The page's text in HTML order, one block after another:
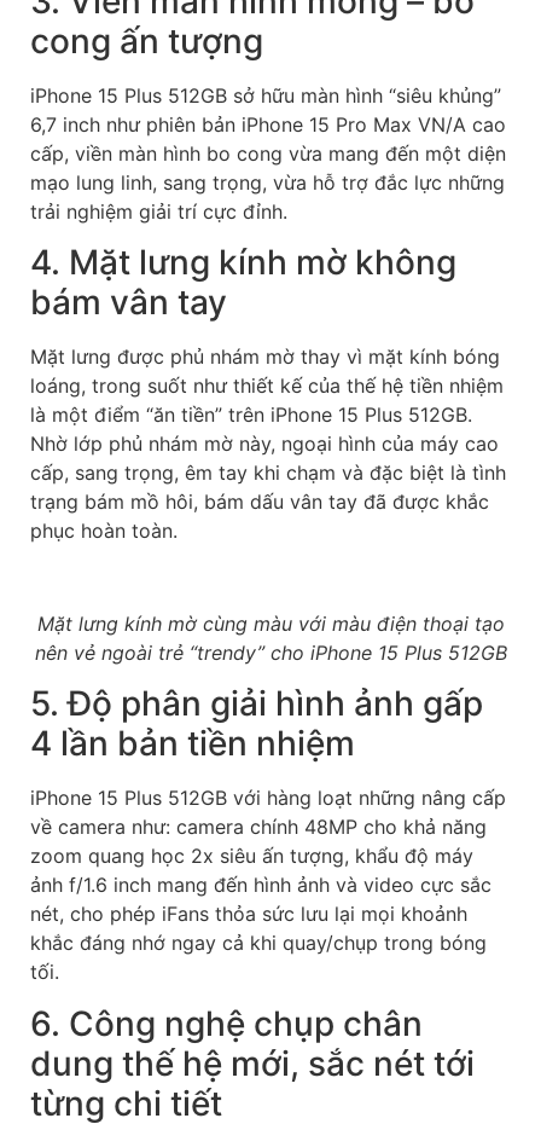
cong ấn tượng
iPhone 15 Plus 512GB sở hữu màn hình “siêu khủng”
6,7 inch như phiên bản iPhone 15 Pro Max VN/A cao
cấp, viền màn hình bo cong vừa mang đến một diện
mạo lung linh, sang trọng, vừa hỗ trợ đắc lực những
trải nghiệm giải trí cực đỉnh.
4. Mặt lưng kính mờ không
bám vân tay
Mặt lưng được phủ nhám mờ thay vì mặt kính bóng
loáng, trong suốt như thiết kế của thế hệ tiền nhiệm
là một điểm “ăn tiền” trên iPhone 15 Plus 512GB.
Nhờ lớp phủ nhám mờ này, ngoại hình của máy cao
cấp, sang trọng, êm tay khi chạm và đặc biệt là tình
trạng bám mồ hôi, bám dấu vân tay đã được khắc
phục hoàn toàn.
Mặt lưng kính mờ cùng màu với màu điện thoại tạo
nên vẻ ngoài trẻ “trendy” cho iPhone 15 Plus 512GB
5. Độ phân giải hình ảnh gấp
4 lần bản tiền nhiệm
iPhone 15 Plus 512GB với hàng loạt những nâng cấp
về camera như: camera chính 48MP cho khả năng
zoom quang học 2x siêu ấn tượng, khẩu độ máy
ảnh f/1.6 inch mang đến hình ảnh và video cực sắc
nét, cho phép iFans thỏa sức lưu lại mọi khoảnh
khắc đáng nhớ ngay cả khi quay/chụp trong bóng
tối.
6. Công nghệ chụp chân
dung thế hệ mới, sắc nét tới
từng chi tiết